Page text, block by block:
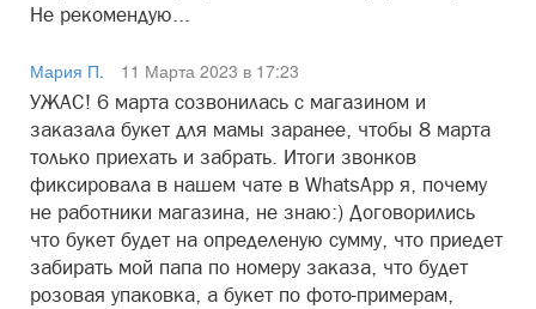
Не рекомендую...
Мария П.
11 Марта 2023 в 17:23
УЖАС! 6 марта созвонилась с магазином и
заказала букет для мамы заранее, чтобы 8 марта
только приехать и забрать. Итоги звонков
фиксировала в нашем чате в WhatsApp я, почему
не работники магазина, не знаю:) Договорились
что букет будет на определеную сумму, что приедет
забирать мой папа по номеру заказа, что будет
розовая упаковка, а букет по фото-примерам,